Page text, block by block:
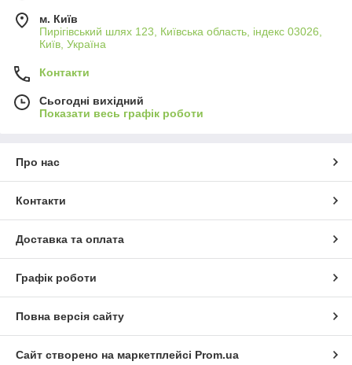
м. Київ
Пирігівський шлях 123, Київська область, індекс 03026,
Київ, Україна
Контакти
Сьогодні вихідний
Показати весь графік роботи
Про нас
Контакти
Доставка та оплата
Графік роботи
Повна версія сайту
Сайт створено на маркетплейсі Prom.ua